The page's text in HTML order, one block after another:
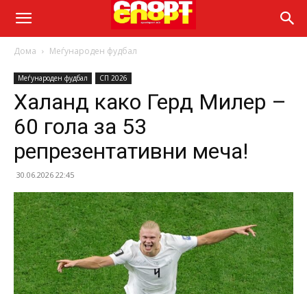
Дома Меѓународен фудбал
Меѓународен фудбал СП 2026
Халанд како Герд Милер –
60 гола за 53
репрезентативни меча!
30.06.2026 22:45